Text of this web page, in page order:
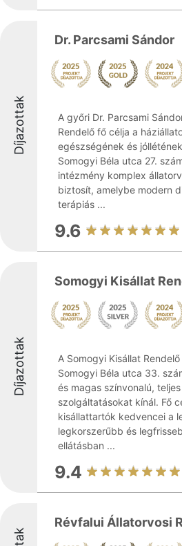
Díjazottak
Dr. Parcsami Sándor
A győri Dr. Parcsami
Rendelő fő célja a
egészségének és
Somogyi Béla utca 27.
intézmény komplex
biztosít, amelybe modern
terápiás ...
9.6
Díjazottak
Somogyi Kisállat
A Somogyi Kisállat
Somogyi Béla utca 33.
és magas színvonalú,
szolgáltatásokat kínál. Fő
kisállattartók kedvencei a
legkorszerűbb és
ellátásban ...
9.4
Révfalui Állatorvosi